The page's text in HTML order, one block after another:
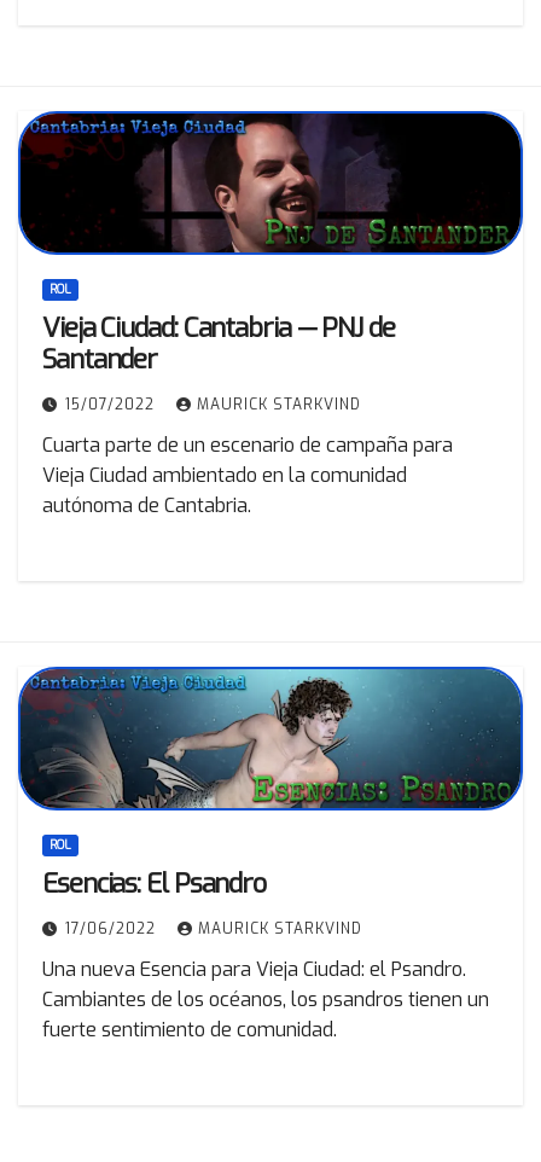
ROL
Vieja Ciudad: Cantabria — PNJ de
Santander
15/07/2022 MAURICK STARKVIND
Cuarta parte de un escenario de campaña para
Vieja Ciudad ambientado en la comunidad
autónoma de Cantabria.
ROL
Esencias: El Psandro
17/06/2022 MAURICK STARKVIND
Una nueva Esencia para Vieja Ciudad: el Psandro.
Cambiantes de los océanos, los psandros tienen un
fuerte sentimiento de comunidad.